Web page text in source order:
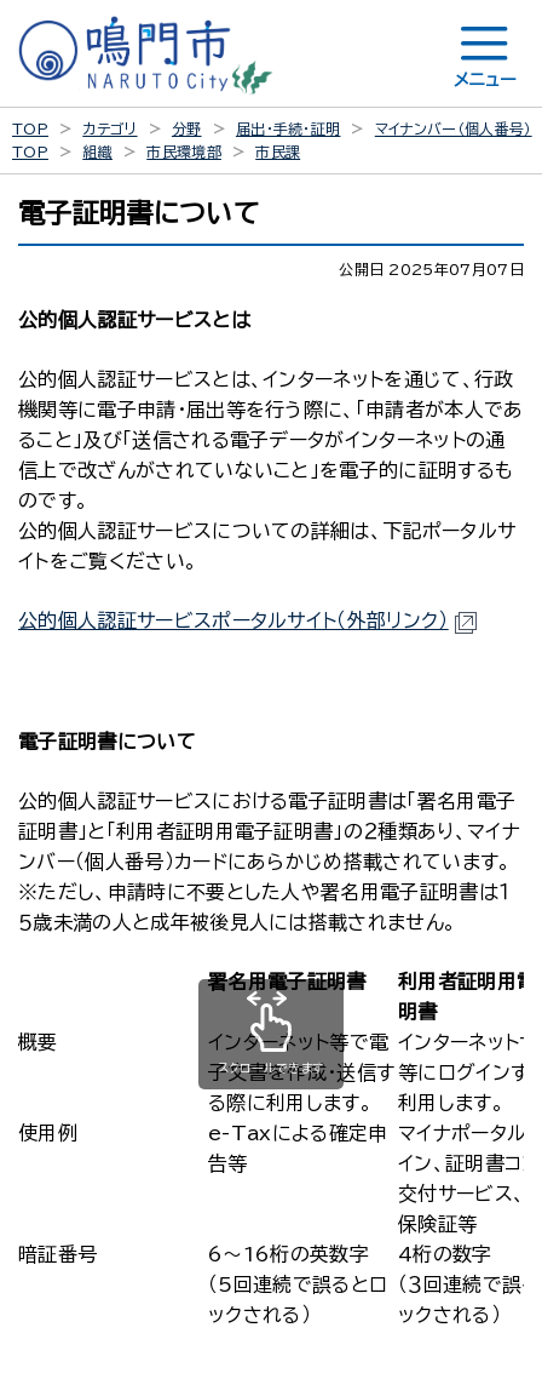
メニュー
TOP カテゴリ 分野 届出・手続・証明
マイナンバー（個人番号）
TOP
組織 市民環境部 市民課
電子証明書について
公開日 2025年07月07日
公的個人認証サービスとは
公的個人認証サービスとは、インターネットを通じて、行政
機関等に電子申請・届出等を行う際に、「申請者が本人であ
ること」及び「送信される電子データがインターネットの通
信上で改ざんがされていないこと」を電子的に証明するも
のです。
公的個人認証サービスについての詳細は、下記ポータルサ
イトをご覧ください。
公的個人認証サービスポータルサイト（外部リンク）
電子証明書について
公的個人認証サービスにおける電子証明書は「署名用電子
証明書」と「利用者証明用電子証明書」の２種類あり、マイナ
ンバー（個人番号）カードにあらかじめ搭載されています。
※ただし、申請時に不要とした人や署名用電子証明書は１
５歳未満の人と成年被後見人には搭載されません。
署名用電子証明書
利用者証明用電
明書
概要
インターネット等で電
子文書を作成・送信す
る際に利用します。
インターネットサ
等にログインす
利用します。
使用例
e-Taxによる確定申
告等
マイナポータル
イン、証明書コ
交付サービス、
保険証等
暗証番号
6～16桁の英数字
（5回連続で誤るとロ
ックされる）
4桁の数字
（３回連続で誤
ックされる）
スクロールできます